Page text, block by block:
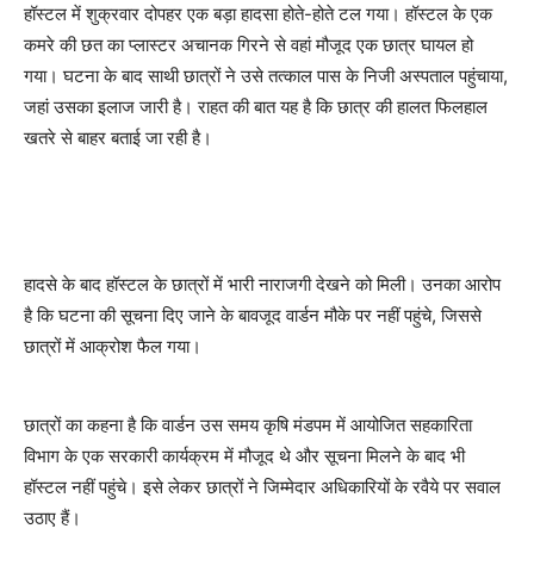
हॉस्टल में शुक्रवार दोपहर एक बड़ा हादसा होते-होते टल गया। हॉस्टल के एक
कमरे की छत का प्लास्टर अचानक गिरने से वहां मौजूद एक छात्र घायल हो
गया। घटना के बाद साथी छात्रों ने उसे तत्काल पास के निजी अस्पताल पहुंचाया,
जहां उसका इलाज जारी है। राहत की बात यह है कि छात्र की हालत फिलहाल
खतरे से बाहर बताई जा रही है।
हादसे के बाद हॉस्टल के छात्रों में भारी नाराजगी देखने को मिली। उनका आरोप
है कि घटना की सूचना दिए जाने के बावजूद वार्डन मौके पर नहीं पहुंचे, जिससे
छात्रों में आक्रोश फैल गया।
छात्रों का कहना है कि वार्डन उस समय कृषि मंडपम में आयोजित सहकारिता
विभाग के एक सरकारी कार्यक्रम में मौजूद थे और सूचना मिलने के बाद भी
हॉस्टल नहीं पहुंचे। इसे लेकर छात्रों ने जिम्मेदार अधिकारियों के रवैये पर सवाल
उठाए हैं।